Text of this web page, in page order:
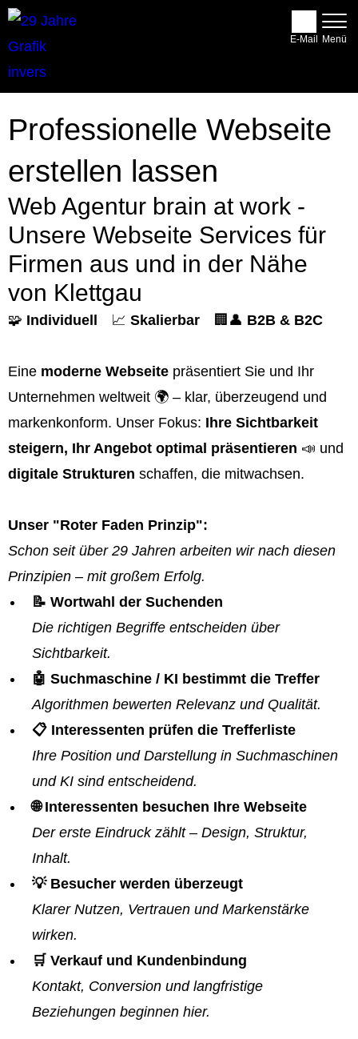
Professionelle Webseite
erstellen lassen
Web Agentur brain at work -
Unsere Webseite Services für
Firmen aus und in der Nähe
von Klettgau
🧩 Individuell 📈 Skalierbar 🏢👤 B2B & B2C
Eine moderne Webseite präsentiert Sie und Ihr
Unternehmen weltweit 🌍 – klar, überzeugend und
markenkonform. Unser Fokus: Ihre Sichtbarkeit
steigern, Ihr Angebot optimal präsentieren 📣 und
digitale Strukturen schaffen, die mitwachsen.
Unser "Roter Faden Prinzip":
Schon seit über 29 Jahren arbeiten wir nach diesen
Prinzipien – mit großem Erfolg.
📝 Wortwahl der Suchenden
Die richtigen Begriffe entscheiden über
Sichtbarkeit.
🤖 Suchmaschine / KI bestimmt die Treffer
Algorithmen bewerten Relevanz und Qualität.
📋 Interessenten prüfen die Trefferliste
Ihre Position und Darstellung in Suchmaschinen
und KI sind entscheidend.
🌐 Interessenten besuchen Ihre Webseite
Der erste Eindruck zählt – Design, Struktur,
Inhalt.
💡 Besucher werden überzeugt
Klarer Nutzen, Vertrauen und Markenstärke
wirken.
🛒 Verkauf und Kundenbindung
Kontakt, Conversion und langfristige
Beziehungen beginnen hier.